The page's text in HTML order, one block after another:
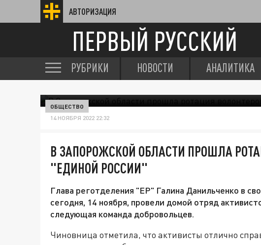
АВТОРИЗАЦИЯ
ПЕРВЫЙ РУССКИЙ
РУБРИКИ НОВОСТИ АНАЛИТИКА
ОБЩЕСТВО
14 НОЯБРЯ 2022 22:32
В ЗАПОРОЖСКОЙ ОБЛАСТИ ПРОШЛА
"ЕДИНОЙ РОССИИ"
Глава реготделения "ЕР" Галина Данильченко в
сегодня, 14 ноября, провели домой отряд
следующая команда добровольцев.
Чиновница отметила, что активисты отлично